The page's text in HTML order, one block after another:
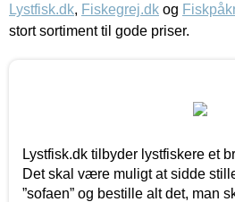
Lystfisk.dk, Fiskegrej.dk og
stort sortiment til gode priser.
Lystfisk.dk tilbyder lystfiskere et
Det skal være muligt at sidde
”sofaen” og bestille alt det, man